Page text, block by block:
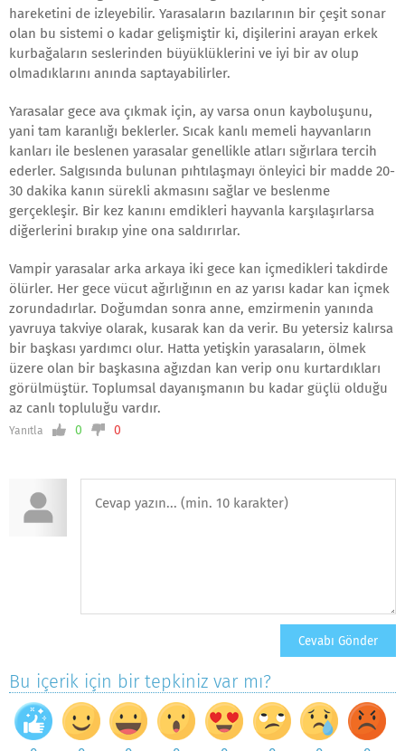
hareketini de izleyebilir. Yarasaların bazılarının bir çeşit sonar
olan bu sistemi o kadar gelişmiştir ki, dişilerini arayan erkek
kurbağaların seslerinden büyüklüklerini ve iyi bir av olup
olmadıklarını anında saptayabilirler.
Yarasalar gece ava çıkmak için, ay varsa onun kayboluşunu,
yani tam karanlığı beklerler. Sıcak kanlı memeli hayvanların
kanları ile beslenen yarasalar genellikle atları sığırlara tercih
ederler. Salgısında bulunan pıhtılaşmayı önleyici bir madde 20-
30 dakika kanın sürekli akmasını sağlar ve beslenme
gerçekleşir. Bir kez kanını emdikleri hayvanla karşılaşırlarsa
diğerlerini bırakıp yine ona saldırırlar.
Vampir yarasalar arka arkaya iki gece kan içmedikleri takdirde
ölürler. Her gece vücut ağırlığının en az yarısı kadar kan içmek
zorundadırlar. Doğumdan sonra anne, emzirmenin yanında
yavruya takviye olarak, kusarak kan da verir. Bu yetersiz kalırsa
bir başkası yardımcı olur. Hatta yetişkin yarasaların, ölmek
üzere olan bir başkasına ağızdan kan verip onu kurtardıkları
görülmüştür. Toplumsal dayanışmanın bu kadar güçlü olduğu
az canlı topluluğu vardır.
Yanıtla 0 0
Bu içerik için bir tepkiniz var mı?